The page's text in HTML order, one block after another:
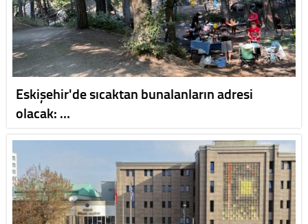
Eskişehir'de sıcaktan bunalanların adresi
olacak: …